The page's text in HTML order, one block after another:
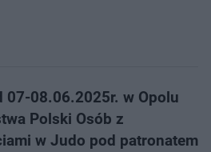
07-08.06.2025r. w Opolu
Polski Osób z
w Judo pod patronatem